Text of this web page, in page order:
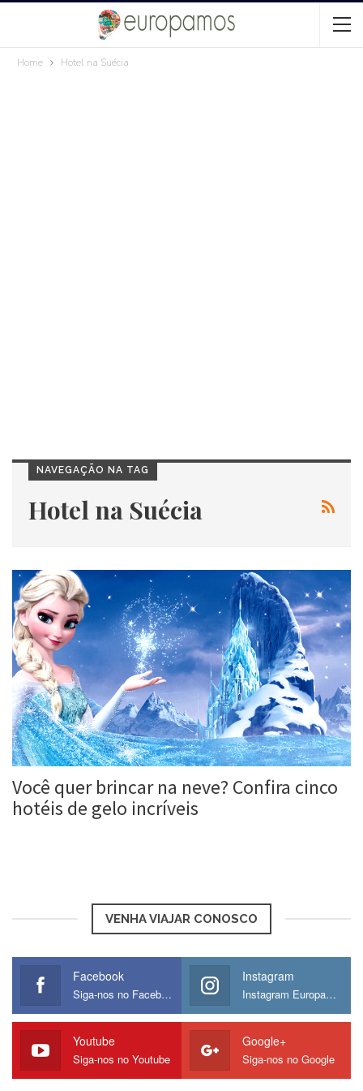
Home Hotel na Suécia
NAVEGAÇÃO NA TAG
Hotel na Suécia
Você quer brincar na neve? Confira cinco
hotéis de gelo incríveis
VENHA VIAJAR CONOSCO
Facebook
Siga-nos no Facebook
Instagram
Instagram Europamos
Youtube
Siga-nos no Youtube
Google+
Siga-nos no Google